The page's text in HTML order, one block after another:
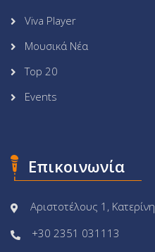
Viva Player
Μουσικά Νέα
Top 20
Events
Επικοινωνία
Αριστοτέλους 1, Κατερίνη
+30 2351 031113